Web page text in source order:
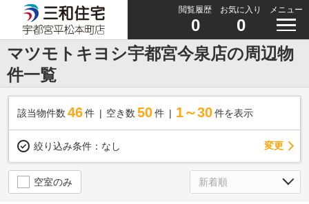
閲覧履歴
0
お気に入り
0
メニュー
マツモトキヨシ宇都宮今泉店の周辺物
件一覧
該当物件数 46件 空き数 50 件 1～30 件を表示
絞り込み条件： なし 変更
空室のみ